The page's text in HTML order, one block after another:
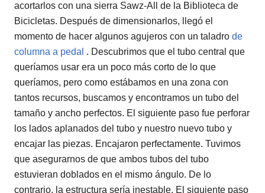
acortarlos con una sierra Sawz-All de la Biblioteca de
Bicicletas. Después de dimensionarlos, llegó el
momento de hacer algunos agujeros con un taladro de
columna a pedal . Descubrimos que el tubo central que
queríamos usar era un poco más corto de lo que
queríamos, pero como estábamos en una zona con
tantos recursos, buscamos y encontramos un tubo del
tamaño y ancho perfectos. El siguiente paso fue perforar
los lados aplanados del tubo y nuestro nuevo tubo y
encajar las piezas. Encajaron perfectamente. Tuvimos
que asegurarnos de que ambos tubos del tubo
estuvieran doblados en el mismo ángulo. De lo
contrario, la estructura sería inestable. El siguiente paso